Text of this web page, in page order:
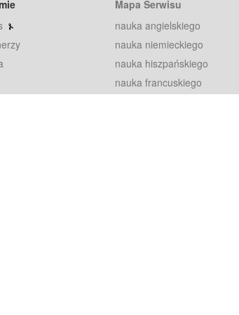
Mapa Serwisu
nauka angielskiego
nauka niemieckiego
nauka hiszpańskiego
nauka francuskiego